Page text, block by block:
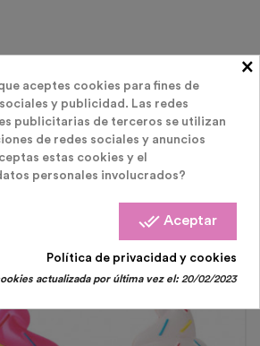
QUE COMPRARON ESTE
HAN COMPRADO:
×
aceptes cookies para fines de
y publicidad. Las redes
publicitarias de terceros se utilizan
de redes sociales y anuncios
estas cookies y el
personales involucrados?
done_all Aceptar
Política de privacidad y cookies
actualizada por última vez el:20/02/2023